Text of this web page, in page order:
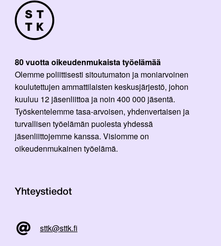
80 vuotta oikeudenmukaista työelämää
Olemme poliittisesti sitoutumaton ja moniarvoinen
koulutettujen ammattilaisten keskusjärjestö, johon
kuuluu 12 jäsenliittoa ja noin 400 000 jäsentä.
Työskentelemme tasa-arvoisen, yhdenvertaisen ja
turvallisen työelämän puolesta yhdessä
jäsenliittojemme kanssa. Visiomme on
oikeudenmukainen työelämä.
Yhteystiedot
sttk@sttk.fi